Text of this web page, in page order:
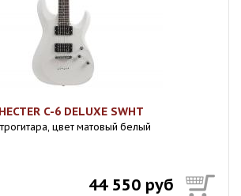
C-6 DELUXE SWHT
цвет матовый белый
44 550 руб